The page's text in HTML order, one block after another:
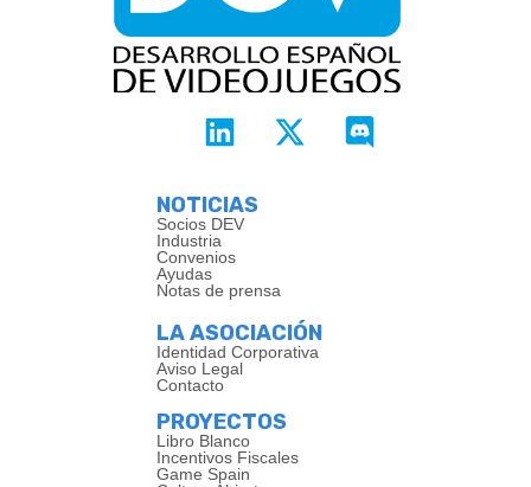
NOTICIAS
Socios DEV
Industria
Convenios
Ayudas
Notas de prensa
LA ASOCIACIÓN
Identidad Corporativa
Aviso Legal
Contacto
PROYECTOS
Libro Blanco
Incentivos Fiscales
Game Spain